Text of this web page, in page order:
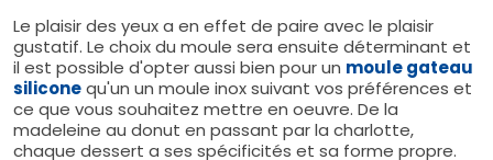
Le plaisir des yeux a en effet de paire avec le plaisir
gustatif. Le choix du moule sera ensuite déterminant et
il est possible d'opter aussi bien pour un moule gateau
siliconequ'un un moule inox suivant vos préférences et
ce que vous souhaitez mettre en oeuvre. De la
madeleine au donut en passant par la charlotte,
chaque dessert a ses spécificités et sa forme propre.